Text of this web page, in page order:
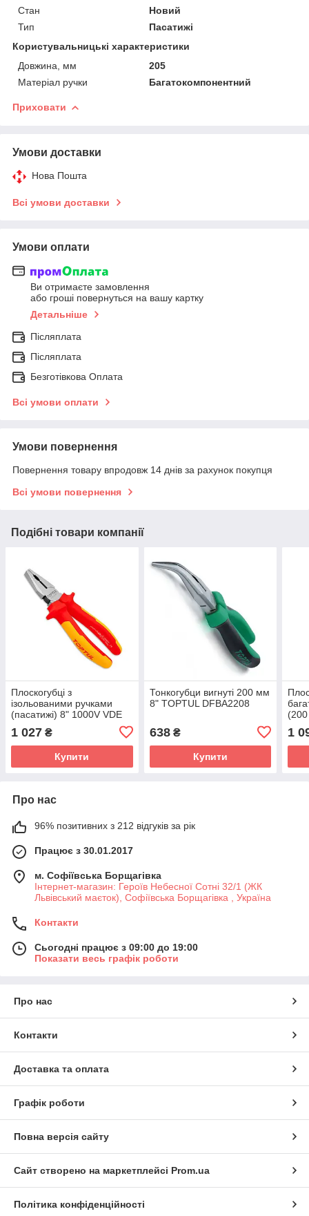
Стан
Новий
Тип
Пасатижі
Користувальницькі характеристики
Довжина, мм
205
Матеріал ручки
Багатокомпонентний
Приховати
Умови доставки
Нова Пошта
Всі умови доставки
Умови оплати
Ви отримаєте замовлення
або гроші повернуться на вашу картку
Детальніше
Післяплата
Післяплата
Безготівкова Оплата
Всі умови оплати
Умови повернення
Повернення товару впродовж 14 днів за рахунок покупця
Всі умови повернення
Подібні товари компанії
Плоскогубці з
ізольованими ручками
(пасатижі) 8" 1000V VDE
1 027 ₴
Купити
Тонкогубци вигнуті 200 мм
8" TOPTUL DFBA2208
638₴
Купити
1
Про нас
96% позитивних з 212 відгуків за рік
Працює з 30.01.2017
м. Софіївська Борщагівка
Інтернет-магазин: Героїв Небесної Сотні 32/1 (ЖК
Львівський маєток), Софіївська Борщагівка , Україна
Контакти
Сьогодні працює з 09:00 до 19:00
Показати весь графік роботи
Про нас
Контакти
Доставка та оплата
Графік роботи
Повна версія сайту
Сайт створено на маркетплейсі Prom.ua
Політика конфіденційності